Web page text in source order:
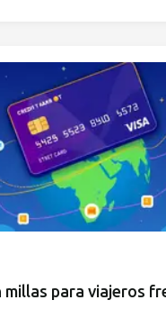
millas para viajeros